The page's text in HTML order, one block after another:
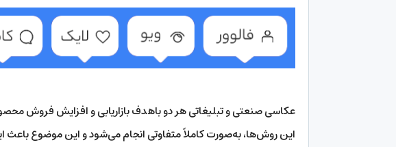
عکاسی صنعتی و تبلیغاتی هر دو باهدف بازاریابی و افزایش فروش
این روش‌ها، به‌صورت کاملاً متفاوتی انجام می‌شود و این موضوع